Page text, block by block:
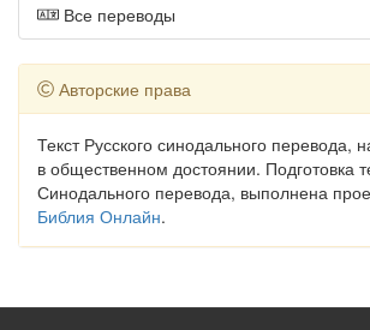
Все переводы
Авторские права
Текст Русского синодального перевода,
в общественном достоянии. Подготовка
Синодального перевода, выполнена
Библия Онлайн.